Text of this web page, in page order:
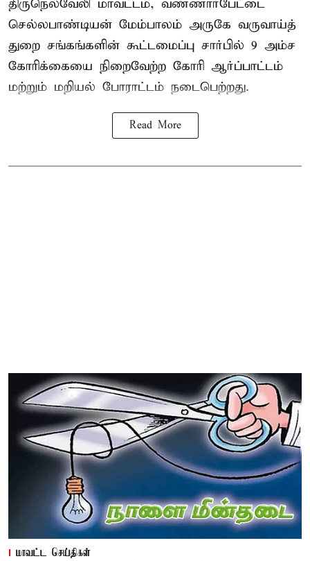
திருநெல்வேலி மாவட்டம், வண்ணார்பேட்டை
செல்லபாண்டியன் மேம்பாலம் அருகே வருவாய்த்
துறை சங்கங்களின் கூட்டமைப்பு சார்பில் 9 அம்ச
கோரிக்கையை நிறைவேற்ற கோரி ஆர்ப்பாட்டம்
மற்றும் மறியல் போராட்டம் நடைபெற்றது.
Read More
மாவட்ட செய்திகள்